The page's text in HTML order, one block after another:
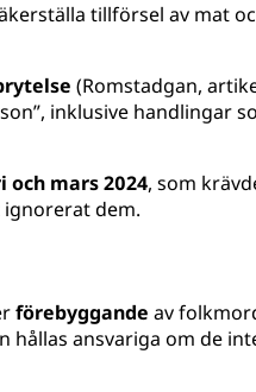
tillförsel av mat
(Romstadgan,
inklusive handlingar
och mars 2024, som
dem.
förebyggande av
hållas ansvariga om de